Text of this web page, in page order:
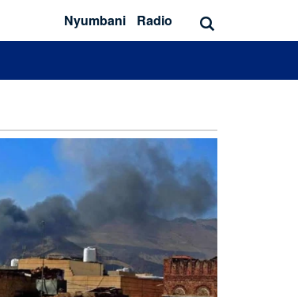
Nyumbani Radio